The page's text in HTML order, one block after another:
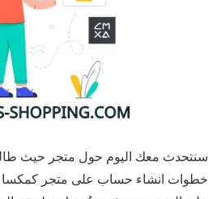
سنتحدث معك اليوم حول متجر حيث
خطوات انشاء حساب على متجر كمكسا